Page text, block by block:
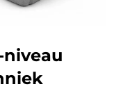
niveau